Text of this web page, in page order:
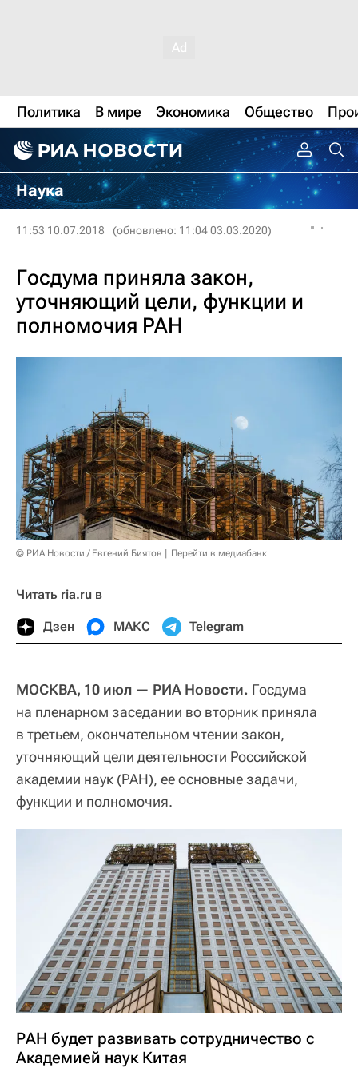
Политика В мире Экономика Общество
Наука
11:53 10.07.2018 (обновлено: 11:04 03.03.2020)
Госдума приняла закон,
уточняющий цели, функции и
полномочия РАН
© РИА Новости / Евгений Биятов Перейти в медиабанк
Читать ria.ru в
Дзен МАКС Telegram
МОСКВА, 10 июл — РИА Новости. Госдума
на пленарном заседании во вторник приняла
в третьем, окончательном чтении закон,
уточняющий цели деятельности Российской
академии наук (РАН), ее основные задачи,
функции и полномочия.
РАН будет развивать сотрудничество с
Академией наук Китая